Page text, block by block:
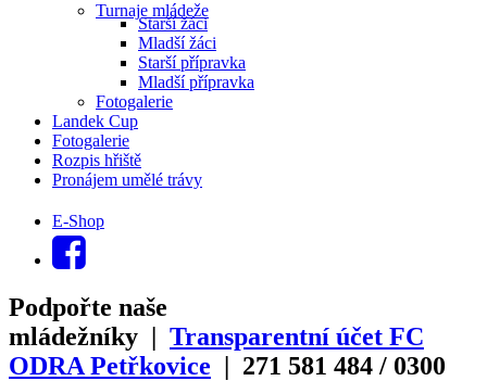
Turnaje mládeže
Starší žáci
Mladší žáci
Starší přípravka
Mladší přípravka
Fotogalerie
Landek Cup
Fotogalerie
Rozpis hřiště
Pronájem umělé trávy
E-Shop
Podpořte naše
mládežníky | Transparentní účet FC
ODRA Petřkovice | 271 581 484 / 0300